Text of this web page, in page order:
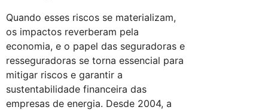
Quando esses riscos se materializam,
os impactos reverberam pela
economia, e o papel das seguradoras e
resseguradoras se torna essencial para
mitigar riscos e garantir a
sustentabilidade financeira das
empresas de energia. Desde 2004, a